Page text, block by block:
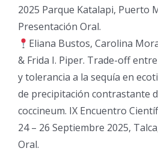
2025 Parque Katalapi, Puerto
Presentación Oral.
Eliana Bustos, Carolina
& Frida I. Piper. Trade-off
y tolerancia a la sequía en
de precipitación contrastante
coccineum. IX Encuentro
24 – 26 Septiembre 2025,
Oral.